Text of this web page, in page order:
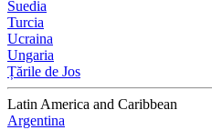
Suedia
Turcia
Ucraina
Ungaria
Țările de Jos
Latin America and Caribbean
Argentina